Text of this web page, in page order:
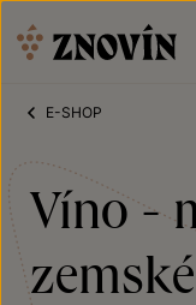
E-SHOP
Víno -